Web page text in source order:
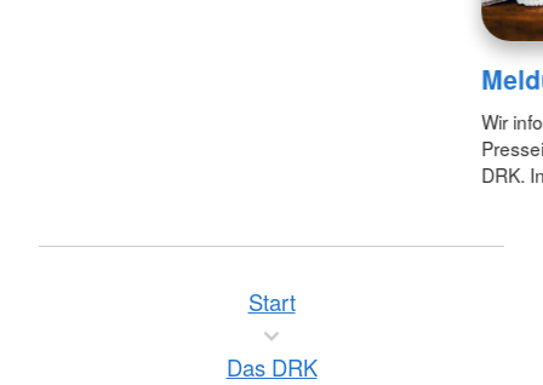
Wir
DRK.
Start
Das DRK